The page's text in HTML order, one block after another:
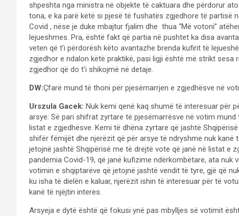
shpeshta nga ministra në objekte të caktuara dhe përdorur
tona, e ka parë këtë si pjesë të fushatës zgjedhore të partisë
Covid , nëse je duke mbajtur fjalim dhe thua “Më votoni”
lejueshmes. Pra, është fakt që partia në pushtet ka disa
veten që t’i përdorësh këto avantazhe brenda kufirit të
zgjedhor e ndalon këtë praktikë, pasi ligji është më strikt sesa
zgjedhor që do t’i shikojmë në detaje.
DW:Çfarë mund të thoni për pjesëmarrjen e zgjedhësve në
Urszula Gacek: Nuk kemi qenë kaq shumë të interesuar për
arsye: Së pari shifrat zyrtare të pjesëmarrësve në votim
listat e zgjedhësve. Kemi të dhëna zyrtare që jashtë
shifër fëmijët dhe njerëzit që për arsye të ndryshme nuk
jetojnë jashtë Shqipërisë me të drejtë vote që janë në listat e
pandemia Covid-19, që janë kufizime ndërkombëtare, ata nuk
votimin e shqiptarëve që jetojnë jashtë vendit të tyre, gjë që
ku isha të dielën e kaluar, njerëzit ishin të interesuar për të
kanë të njëjtin interes.
Arsyeja e dytë është që fokusi ynë pas mbylljes së votimit